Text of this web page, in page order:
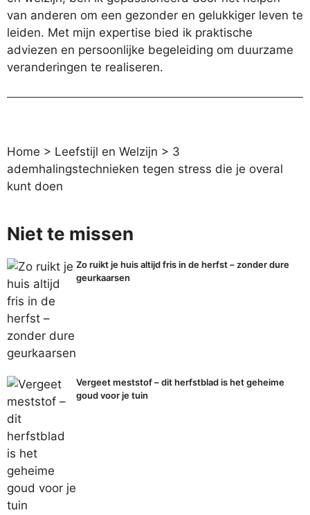
van anderen om een gezonder en gelukkiger leven te
leiden. Met mijn expertise bied ik praktische
adviezen en persoonlijke begeleiding om duurzame
veranderingen te realiseren.
Home > Leefstijl en Welzijn > 3
ademhalingstechnieken tegen stress die je overal
kunt doen
Niet te missen
Zo ruikt je huis altijd fris in de herfst – zonder dure
geurkaarsen
Vergeet meststof – dit herfstblad is het geheime
goud voor je tuin